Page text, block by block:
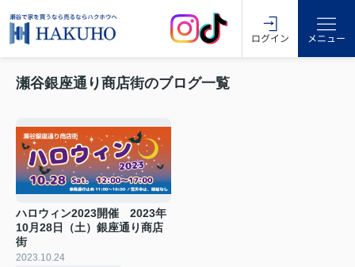
ログイン メニュー
瀬谷銀座通り商店街のブログ一覧
ハロウィン2023開催 2023年
10月28日（土）銀座通り商店
街
2023.10.24